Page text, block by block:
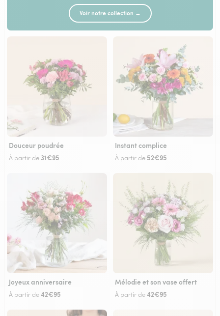
Voir notre collection →
Douceur poudrée
À partir de 31€95
Instant complice
À partir de 52€95
Joyeux anniversaire
À partir de42€95
Mélodie et son vase offert
À partir de42€95